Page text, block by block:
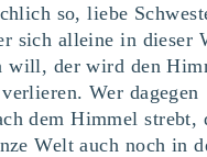
so, liebe
sich alleine in dieser
will, der wird den
Wer dagegen
dem Himmel strebt,
Welt auch noch in